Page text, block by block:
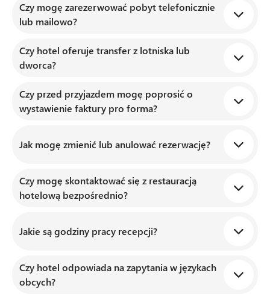
Recepcja jest dostępna całą dobę – możesz
zadzwonić, wysłać e-mail lub skorzystać
Czy mogę zarezerwować pobyt telefonicznie
lub mailowo?
Tak, rezerwacji dokonasz zarówno online, jak
i kontaktując się bezpośrednio z naszym zespołem.
Czy hotel oferuje transfer z lotniska lub
dworca?
Na życzenie pomagamy w organizacji transportu –
zarówno prywatnego transferu, jak i wskazania
Czy przed przyjazdem mogę poprosić o
wystawienie faktury pro forma?
Tak, wystarczy zgłosić taką potrzebę w trakcie
Jak mogę zmienić lub anulować rezerwację?
Zmiany i anulacje możliwe są zgodnie z warunkami
wybranej oferty. Najszybszy sposób to bezpośredni
Czy mogę skontaktować się z restauracją
hotelową bezpośrednio?
Tak, istnieje możliwość rezerwacji stolika lub złożenia
Jakie są godziny pracy recepcji?
Recepcja działa 24/7, dzięki czemu jesteśmy
dostępni o każdej porze dnia i nocy.
Czy hotel odpowiada na zapytania w językach
obcych?